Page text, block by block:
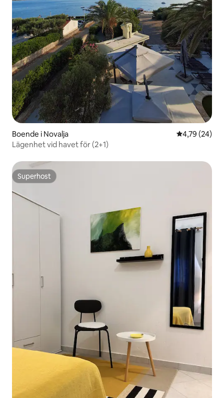
Boende i Novalja 4,79 av 5 i
4,79 (24)
Lägenhet vid havet för (2+1)
Superhost
Superhost